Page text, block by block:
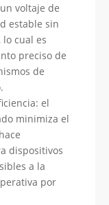
voltaje de
estable sin
cual es
preciso de
de
el
minimiza el
dispositivos
a la
por